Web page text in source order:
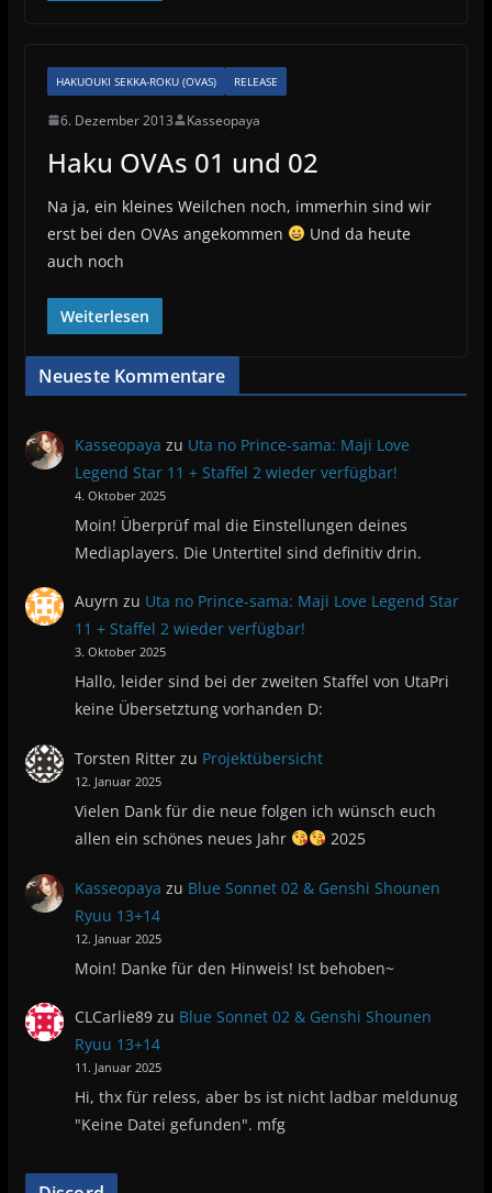
HAKUOUKI SEKKA-ROKU (OVAS) RELEASE
6. Dezember 2013 Kasseopaya
Haku OVAs 01 und 02
Na ja, ein kleines Weilchen noch, immerhin sind wir
erst bei den OVAs angekommen
Und da heute
auch noch
Weiterlesen
Neueste Kommentare
Kasseopaya zu Uta no Prince-sama: Maji Love
Legend Star 11 + Staffel 2 wieder verfügbar!
4. Oktober 2025
Moin! Überprüf mal die Einstellungen deines
Mediaplayers. Die Untertitel sind definitiv drin.
Auyrn zu Uta no Prince-sama: Maji Love Legend Star
11 + Staffel 2 wieder verfügbar!
3. Oktober 2025
Hallo, leider sind bei der zweiten Staffel von UtaPri
keine Übersetztung vorhanden D:
Torsten Ritter zu Projektübersicht
12. Januar 2025
Vielen Dank für die neue folgen ich wünsch euch
allen ein schönes neues Jahr
2025
Kasseopaya zu Blue Sonnet 02 & Genshi Shounen
Ryuu 13+14
12. Januar 2025
Moin! Danke für den Hinweis! Ist behoben~
CLCarlie89 zu Blue Sonnet 02 & Genshi Shounen
Ryuu 13+14
11. Januar 2025
Hi, thx für reless, aber bs ist nicht ladbar meldunug
"Keine Datei gefunden". mfg